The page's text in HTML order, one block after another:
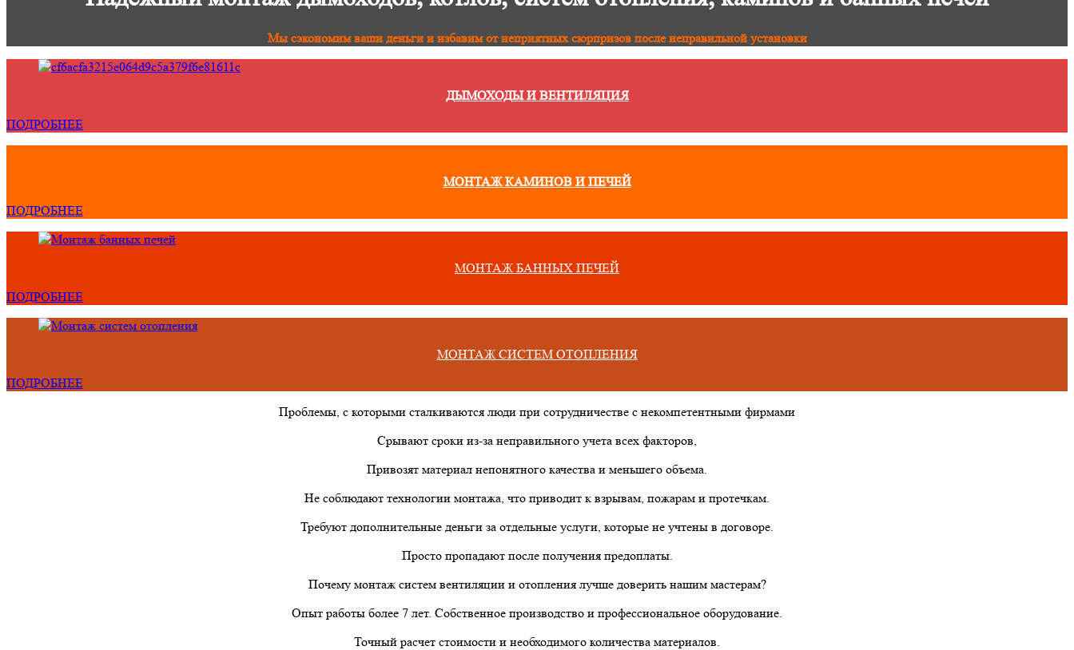
Мы сэкономим ваши деньги и избавим от неприятных сюрпризов после неправильной установки
ДЫМОХОДЫ И ВЕНТИЛЯЦИЯ
ПОДРОБНЕЕ
МОНТАЖ КАМИНОВ И ПЕЧЕЙ
ПОДРОБНЕЕ
МОНТАЖ БАННЫХ ПЕЧЕЙ
ПОДРОБНЕЕ
МОНТАЖ СИСТЕМ ОТОПЛЕНИЯ
ПОДРОБНЕЕ
Проблемы, с которыми сталкиваются люди при сотрудничестве с некомпетентными фирмами
Срывают сроки из-за неправильного учета всех факторов,
Привозят материал непонятного качества и меньшего объема.
Не соблюдают технологии монтажа, что приводит к взрывам, пожарам и протечкам.
Требуют дополнительные деньги за отдельные услуги, которые не учтены в договоре.
Просто пропадают после получения предоплаты.
Почему монтаж систем вентиляции и отопления лучше доверить нашим мастерам?
Опыт работы более 7 лет. Собственное производство и профессиональное оборудование.
Точный расчет стоимости и необходимого количества материалов.